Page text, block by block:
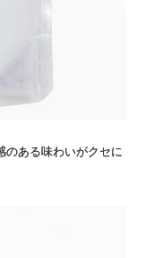
のある味わいがクセに